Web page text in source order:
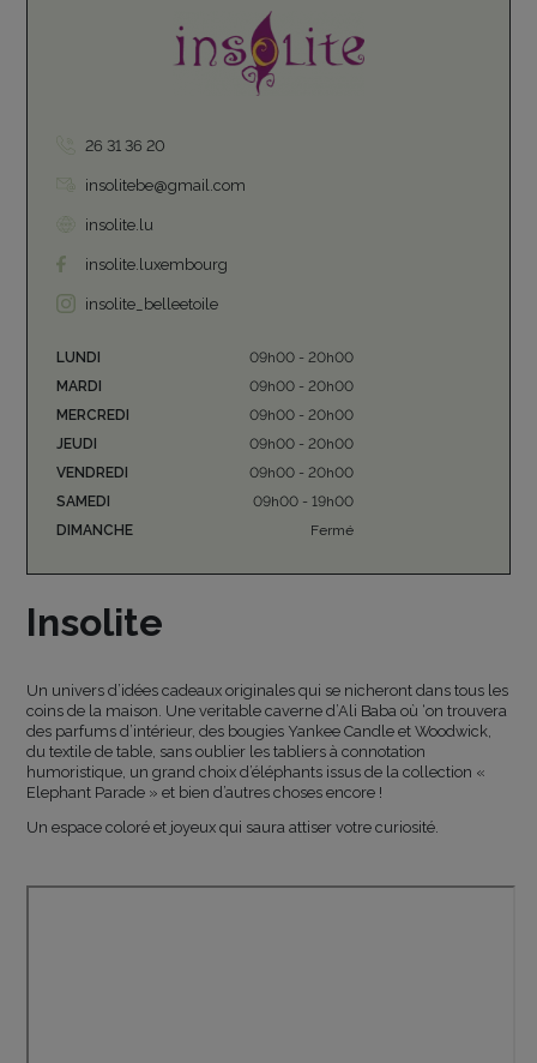
Insolite
Un univers d’idées cadeaux originales qui se nicheront dans tous les
coins de la maison. Une veritable caverne d’Ali Baba où ‘on trouvera
des parfums d’intérieur, des bougies Yankee Candle et Woodwick,
du textile de table, sans oublier les tabliers à connotation
humoristique, un grand choix d’éléphants issus de la collection «
Elephant Parade » et bien d’autres choses encore !
Un espace coloré et joyeux qui saura attiser votre curiosité.
26 31 36 20
insolitebe@gmail.com
insolite.lu
insolite.luxembourg
insolite_belleetoile
LUNDI
09h00 - 20h00
MARDI
09h00 - 20h00
MERCREDI
09h00 - 20h00
JEUDI
09h00 - 20h00
VENDREDI
09h00 - 20h00
SAMEDI
09h00 - 19h00
DIMANCHE
Fermé